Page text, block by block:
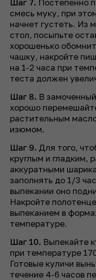
Шаг 7. Постепенно
смесь муку, при
начнет густеть. Из
стол, посыпьте
хорошенько
чашку, накройте
на 1-2 часа при
теста должен
Шаг 8. В
хорошо
растительным
изюмом.
Шаг 9. Для того,
круглым и гладким,
аккуратными
заполнять до 1/3
выпекании оно
Накройте
выпеканием в
температуре.
Шаг 10. Выпекайте
при температуре
Готовые куличи
течение 4-6 часов